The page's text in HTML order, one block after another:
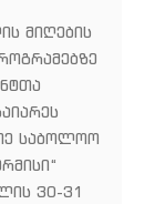
მიღების
საბოლოო
30-31